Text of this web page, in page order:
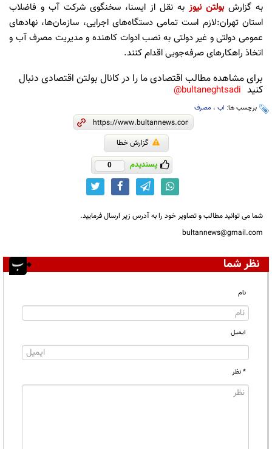
به گزارشبولتن نیوز به نقل از ایسنا، سخنگوی شرکت آب و فاضلاب
استان تهران:لازم است تمامی دستگاه‌های اجرایی، سازمان‌ها، نهادهای
عمومی دولتی و غیر دولتی به نصب ادوات کاهنده و مدیریت مصرف آب و
اتخاذ راهکارهای صرفه‌جویی اقدام کنند.
برای مشاهده مطالب اقتصادی ما را در کانال بولتن اقتصادی دنبال
کنید bultaneghtsadi@
برچسب ها: اب ، مصرف
گزارش خطا
پسندیدم 0
شما می توانید مطالب و تصاویر خود را به آدرس زیر ارسال فرمایید.
bultannews@gmail.com
نظر شما
نام
ایمیل
* نظر